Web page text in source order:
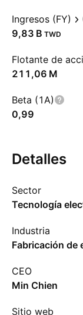
Ingresos (FY)
‪9,83 B‬ TWD
Flotante de
‪211,06 M‬
Beta (1A)
0,99
Detalles
Sector
Tecnología
Industria
Fabricación de
CEO
Min Chien
Sitio web